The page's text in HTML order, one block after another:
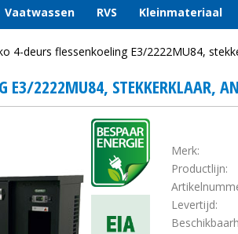
Vaatwassen RVS Kleinmateriaal
4-deurs flessenkoeling E3/2222MU84,
E3/2222MU84, STEKKERKLAAR,
Merk:
Productlijn:
Levertijd: